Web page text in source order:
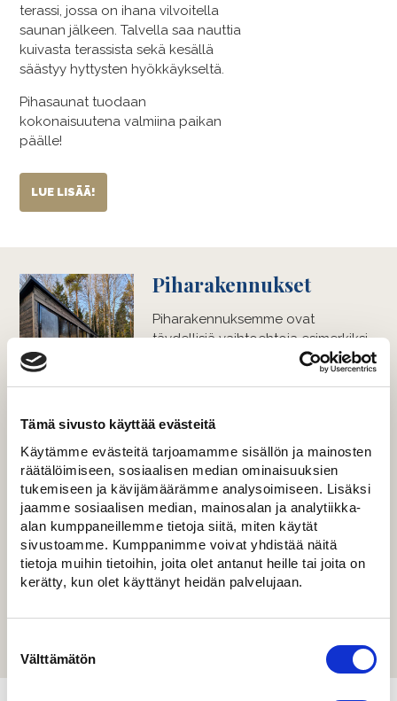
Tämä sivusto käyttää evästeitä
Käytämme evästeitä tarjoamamme sisällön ja mainosten
räätälöimiseen, sosiaalisen median ominaisuuksien
tukemiseen ja kävijämäärämme analysoimiseen. Lisäksi
jaamme sosiaalisen median, mainosalan ja analytiikka-
alan kumppaneillemme tietoja siitä, miten käytät
sivustoamme. Kumppanimme voivat yhdistää näitä
tietoja muihin tietoihin, joita olet antanut heille tai joita on
kerätty, kun olet käyttänyt heidän palvelujaan.
valinta
Välttämätön
terassi, jossa on ihana vilvoitella
saunan jälkeen. Talvella saa nauttia
kuivasta terassista sekä kesällä
säästyy hyttysten hyökkäykseltä.
Pihasaunat tuodaan
kokonaisuutena valmiina paikan
päälle!
LUE LISÄÄ!
Piharakennukset
Piharakennuksemme ovat
täydellisiä vaihtoehtoja esimerkiksi
saunalle, kesäkeittiölle, vierasaitalle
tai vaikka erillinen makuuhuone
helppo vaihtoehto rakentamiselle.
huomattavasti kevyempi ratkaisu
kuin laajentaminen tai uuden
rakentaminen. Ja mikä parasta, saat
räätälöityä kaiken juuri omien
mieltymysten mukaan. Saat myös
ilmaista suunnitteluapua ja vinkkejä
erilaisiin vaihtoehtoihin.
LUE LISÄÄ!